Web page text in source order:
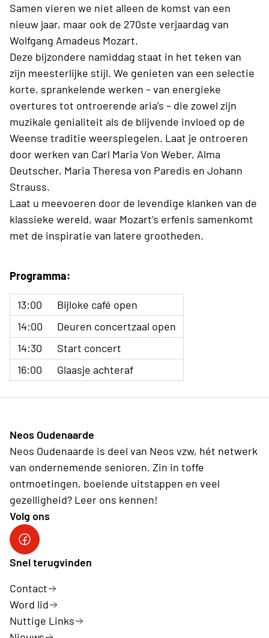
Samen vieren we niet alleen de komst van een
nieuw jaar, maar ook de 270ste verjaardag van
Wolfgang Amadeus Mozart.
Deze bijzondere namiddag staat in het teken van
zijn meesterlijke stijl. We genieten van een selectie
korte, sprankelende werken – van energieke
overtures tot ontroerende aria’s – die zowel zijn
muzikale genialiteit als de blijvende invloed op de
Weense traditie weerspiegelen. Laat je ontroeren
door werken van Carl Maria Von Weber, Alma
Deutscher, Maria Theresa von Paredis en Johann
Strauss.
Laat u meevoeren door de levendige klanken van de
klassieke wereld, waar Mozart’s erfenis samenkomt
met de inspiratie van latere grootheden.
Programma:
13:00
Bijloke café open
14:00
Deuren concertzaal open
14:30
Start concert
16:00
Glaasje achteraf
Neos Oudenaarde
Neos Oudenaarde is deel van Neos vzw, hét netwerk
van ondernemende senioren. Zin in toffe
ontmoetingen, boeiende uitstappen en veel
gezelligheid? Leer ons kennen!
Volg ons
Facebook
Snel terugvinden
Contact
Word lid
Nuttige Links